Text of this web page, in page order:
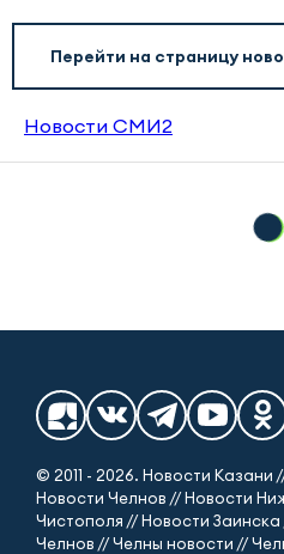
Перейти на страницу
Новости СМИ2
© 2011 - 2026. Новости Казани
Новости Челнов // Новости
Чистополя // Новости
Челнов // Челны новости //